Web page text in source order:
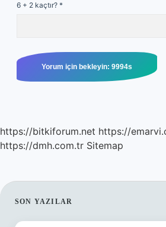
6 + 2 kaçtır? *
https://bitkiforum.net https://
https://dmh.com.tr Sitemap
SIDEBAR
SON YAZILAR